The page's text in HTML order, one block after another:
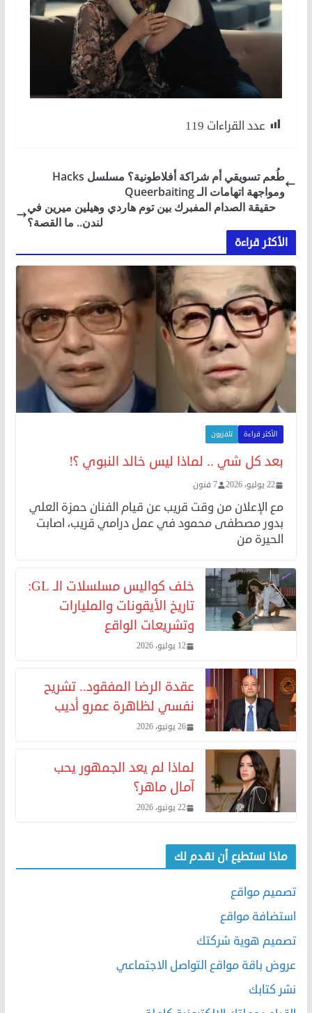
عدد القراءات 119
طُعم تسويقي أم شراكة أفلاطونية؟ مسلسل Hacks
ومواجهة اتهامات الـ Queerbaiting
حقيقة الصدام المفبرك بين توم هاردي وهيلين ميرين في
لندن.. ما القصة؟
الأكثر قراءة
الأكثر قراءة تلفزيون
بعد كل شي .. لماذا ليس خالد النبوي ؟!
22 يوليو، 2026 7 فنون
مع الإعلان من وقت قريب عن قيام الفنان حمزة العلي
بدور مصطفى محمود في عمل درامي قريب، اصابت
الحيرة من
خلف كواليس مسلسلات الـ GL:
تاريخ الأيقونات والمليارات
وتشريعات الواقع
12 يوليو، 2026
عقدة الرضا المفقود.. تشريح
نفسي لظاهرة عمرو أديب
26 يونيو، 2026
لماذا لم يعد الجمهور يحب
آمال ماهر؟
22 يونيو، 2026
ماذا نستطيع أن نقدم لك
تصميم مواقع
استضافة مواقع
تصميم هوية شركتك
عروض باقة مواقع التواصل الاجتماعي
نشر كتابك